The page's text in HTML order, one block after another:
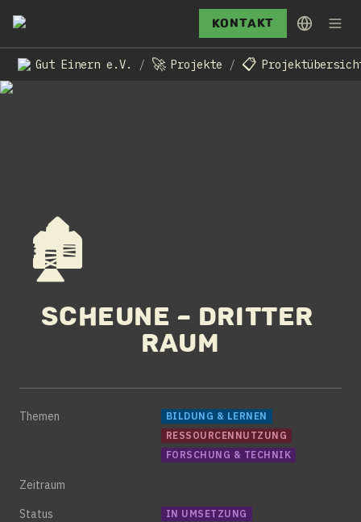
Kontakt
Gut Einern e.V. / 🚀 Projekte / 📋
🏚️
Scheune – Dritter
Raum
Themen
BILDUNG & LERNEN
RESSOURCENNUTZUNG
FORSCHUNG & TECHNIK
Zeitraum
Status
IN UMSETZUNG